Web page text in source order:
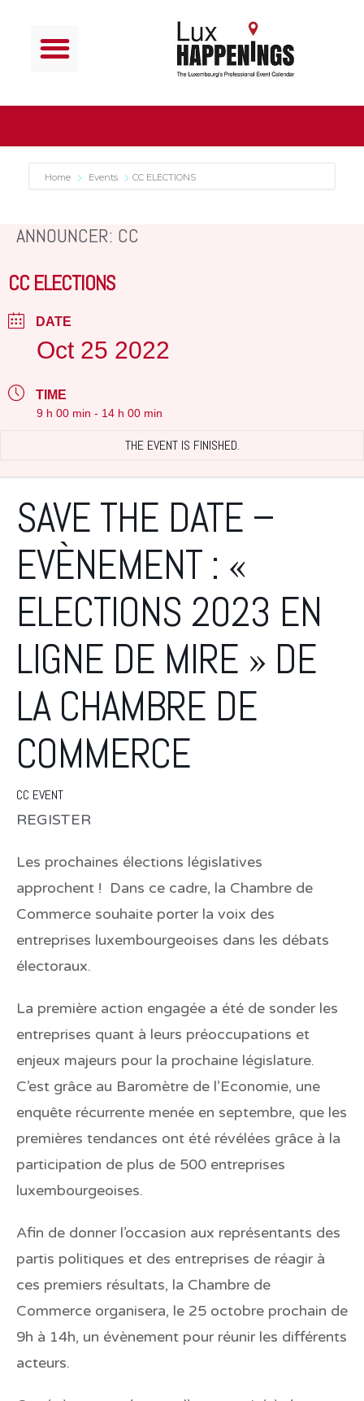
Home Events CC ELECTIONS
ANNOUNCER: CC
CC ELECTIONS
DATE
Oct 25 2022
TIME
9 h 00 min - 14 h 00 min
THE EVENT IS FINISHED.
SAVE THE DATE –
EVÈNEMENT : «
ELECTIONS 2023 EN
LIGNE DE MIRE » DE
LA CHAMBRE DE
COMMERCE
CC EVENT
REGISTER
Les prochaines élections législatives
approchent ! Dans ce cadre, la Chambre de
Commerce souhaite porter la voix des
entreprises luxembourgeoises dans les débats
électoraux.
La première action engagée a été de sonder les
entreprises quant à leurs préoccupations et
enjeux majeurs pour la prochaine législature.
C’est grâce au Baromètre de l’Economie, une
enquête récurrente menée en septembre, que les
premières tendances ont été révélées grâce à la
participation de plus de 500 entreprises
luxembourgeoises.
Afin de donner l’occasion aux représentants des
partis politiques et des entreprises de réagir à
ces premiers résultats, la Chambre de
Commerce organisera, le 25 octobre prochain de
9h à 14h, un évènement pour réunir les différents
acteurs.